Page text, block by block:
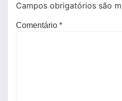
Campos obrigatórios são
Comentário *